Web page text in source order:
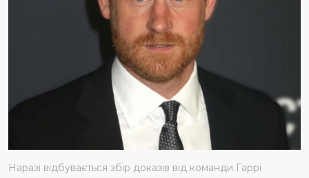
Наразі відбувається збір доказів від команди Гаррі